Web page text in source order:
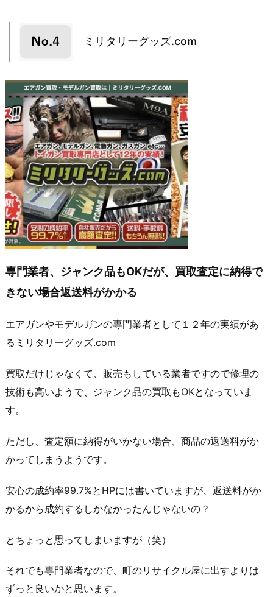
ミリタリーグッズ.com
専門業者、ジャンク品もOKだが、買取査定に納得で
きない場合返送料がかかる
エアガンやモデルガンの専門業者として１２年の実績があ
るミリタリーグッズ.com
買取だけじゃなくて、販売もしている業者ですので修理の
技術も高いようで、ジャンク品の買取もOKとなっていま
す。
ただし、査定額に納得がいかない場合、商品の返送料がか
かってしまうようです。
安心の成約率99.7%とHPには書いていますが、返送料がか
かるから成約するしかなかったんじゃないの？
とちょっと思ってしまいますが（笑）
それでも専門業者なので、町のリサイクル屋に出すよりは
ずっと良いかと思います。